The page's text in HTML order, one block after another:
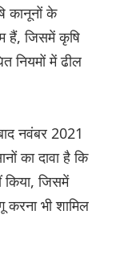
कानूनों के
हैं, जिसमें कृषि
नियमों में ढील
नवंबर 2021
का दावा है कि
किया, जिसमें
भी शामिल